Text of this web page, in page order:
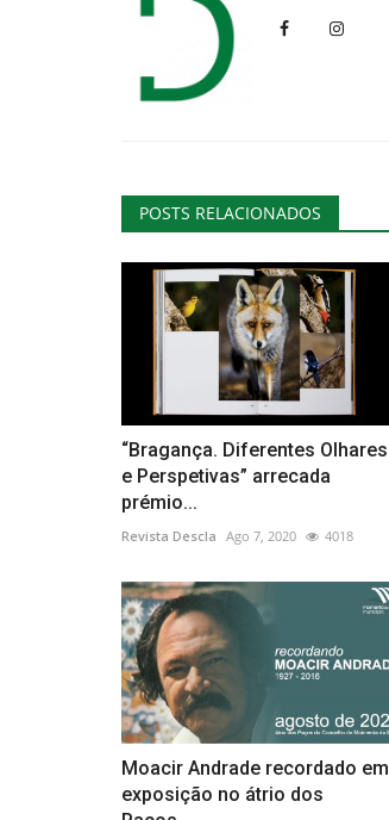
POSTS RELACIONADOS
“Bragança. Diferentes Olhares
e Perspetivas” arrecada
prémio...
Revista Descla Ago 7, 2020 4018
Moacir Andrade recordado em
exposição no átrio dos